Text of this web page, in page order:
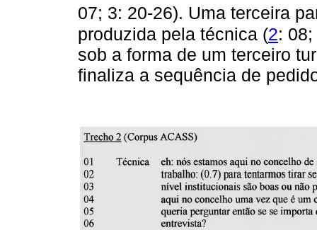
07; 3: 20-26). Uma terceira
produzida pela técnica (2:
sob a forma de um terceiro
finaliza a sequência de